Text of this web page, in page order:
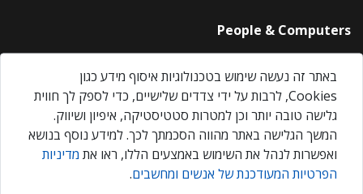
People & Computers
About Us
Privacy Policy
Contact Us
Our Events
באתר זה נעשה שימוש בטכנולוגיות איסוף מידע כגון
Cookies, לרבות על ידי צדדים שלישיים, כדי לספק לך חווית
גלישה טובה יותר וכן למטרות סטטיסטיקה, איפיון ושיווק.
המשך הגלישה באתר מהווה הסכמתך לכך. למידע נוסף בנושא
ואפשרות לנהל את השימוש באמצעים הללו, ראו את מדיניות
הפרטיות המעודכנת של אנשים ומחשבים.